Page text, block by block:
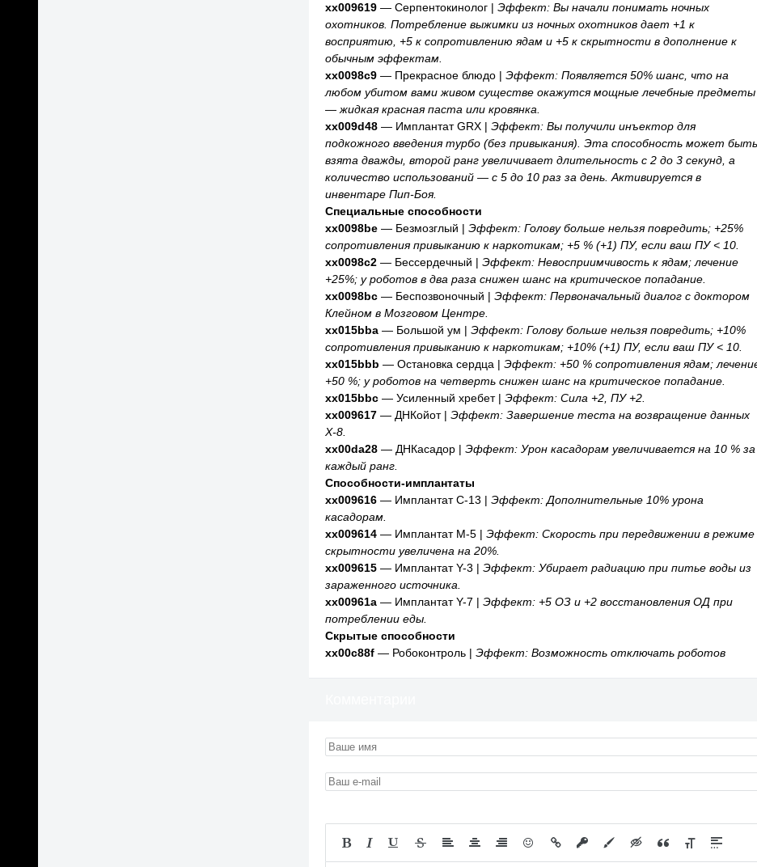
xx009619 — Серпентокинолог | Эффект: Вы начали понимать ночных
охотников. Потребление выжимки из ночных охотников дает +1 к
восприятию, +5 к сопротивлению ядам и +5 к скрытности в дополнение к
обычным эффектам.
xx0098c9 — Прекрасное блюдо | Эффект: Появляется 50% шанс, что на
любом убитом вами живом существе окажутся мощные лечебные предметы
— жидкая красная паста или кровянка.
xx009d48 — Имплантат GRX | Эффект: Вы получили инъектор для
подкожного введения турбо (без привыкания). Эта способность может быть
взята дважды, второй ранг увеличивает длительность с 2 до 3 секунд, а
количество использований — с 5 до 10 раз за день. Активируется в
инвентаре Пип-Боя.
Специальные способности
xx0098be — Безмозглый | Эффект: Голову больше нельзя повредить; +25%
сопротивления привыканию к наркотикам; +5 % (+1) ПУ, если ваш ПУ < 10.
xx0098c2 — Бессердечный | Эффект: Невосприимчивость к ядам; лечение
+25%; у роботов в два раза снижен шанс на критическое попадание.
xx0098bc — Беспозвоночный | Эффект: Первоначальный диалог с доктором
Клейном в Мозговом Центре.
xx015bba — Большой ум | Эффект: Голову больше нельзя повредить; +10%
сопротивления привыканию к наркотикам; +10% (+1) ПУ, если ваш ПУ < 10.
xx015bbb — Остановка сердца | Эффект: +50 % сопротивления ядам;
+50 %; у роботов на четверть снижен шанс на критическое попадание.
xx015bbc — Усиленный хребет | Эффект: Сила +2, ПУ +2.
xx009617 — ДНКойот | Эффект: Завершение теста на возвращение данных
X-8.
xx00da28 — ДНКасадор | Эффект: Урон касадорам увеличивается на 10 % за
каждый ранг.
Способности-имплантаты
xx009616 — Имплантат C-13 | Эффект: Дополнительные 10% урона
касадорам.
xx009614 — Имплантат M-5 | Эффект: Скорость при передвижении в режиме
скрытности увеличена на 20%.
xx009615 — Имплантат Y-3 | Эффект: Убирает радиацию при питье воды из
зараженного источника.
xx00961a — Имплантат Y-7 | Эффект: +5 ОЗ и +2 восстановления ОД при
потреблении еды.
Скрытые способности
xx00c88f — Робоконтроль | Эффект: Возможность отключать роботов